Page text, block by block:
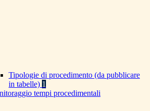
Tipologie di procedimento (da pubblicare
in tabelle) 1
tempi procedimentali